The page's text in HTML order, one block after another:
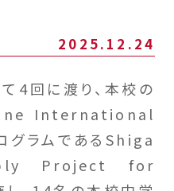
2025.12.24
4回に渡り、本校の
International
グラムであるShiga
Project for